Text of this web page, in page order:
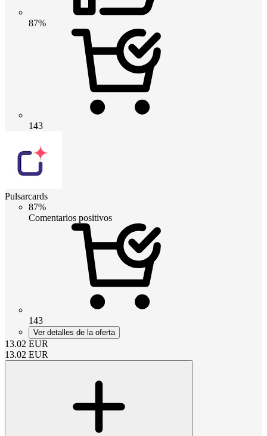
87%
143
Pulsarcards
87%
Comentarios positivos
143
Ver detalles de la oferta
13.02 EUR
13.02 EUR